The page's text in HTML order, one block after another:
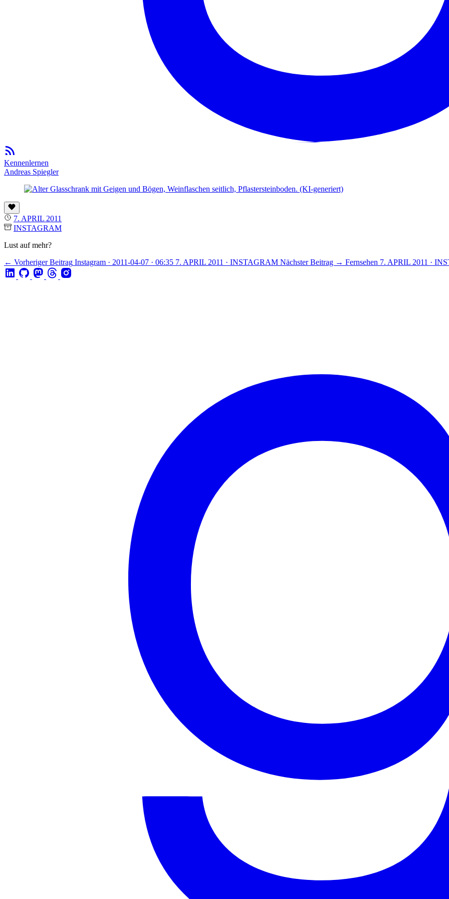
Kennenlernen
Andreas Spiegler
7. APRIL 2011
INSTAGRAM
Lust auf mehr?
← Vorheriger Beitrag Instagram · 2011-04-07 · 06:35 7. APRIL 2011 · INSTAGRAM Nächster Beitrag → Fernsehen 7. APRIL 2011 ·